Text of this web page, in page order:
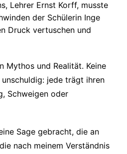
Lehrer Ernst Korff, musste
der Schülerin Inge
Druck vertuschen und
Mythos und Realität. Keine
jede trägt ihren
Schweigen oder
Sage gebracht, die an
nach meinem Verständnis